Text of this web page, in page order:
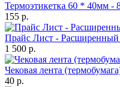
Термоэтикетка 60 * 40мм -
155 р.
Прайс Лист -
1 500 р.
Чековая лента
40 р.